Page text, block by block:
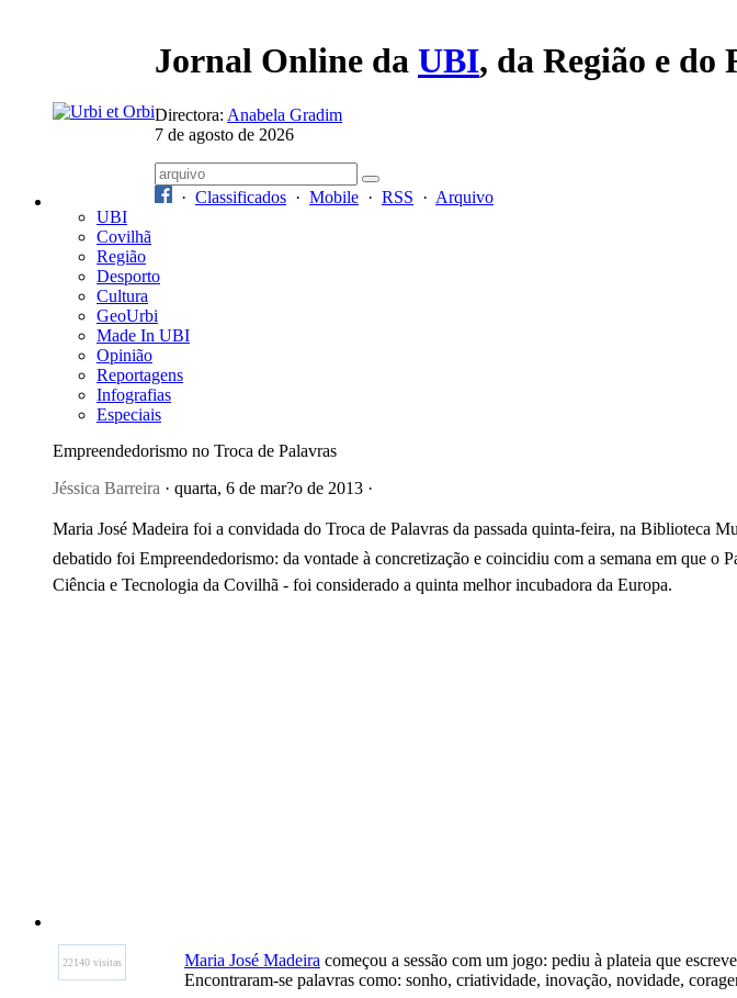
Jornal Online da UBI, da Região e do
Directora: Anabela Gradim
7 de agosto de 2026
· Classificados · Mobile · RSS · Arquivo
UBI
Covilhã
Região
Desporto
Cultura
GeoUrbi
Made In UBI
Opinião
Reportagens
Infografias
Especiais
Empreendedorismo no Troca de Palavras
Jéssica Barreira · quarta, 6 de mar?o de 2013 ·
Maria José Madeira foi a convidada do Troca de Palavras da passada quinta-feira, na Biblioteca
debatido foi Empreendedorismo: da vontade à concretização e coincidiu com a semana em que o
Ciência e Tecnologia da Covilhã - foi considerado a quinta melhor incubadora da Europa.
22140 visitas Maria José Madeira começou a sessão com um jogo: pediu à plateia que
Encontraram-se palavras como: sonho, criatividade, inovação, novidade,